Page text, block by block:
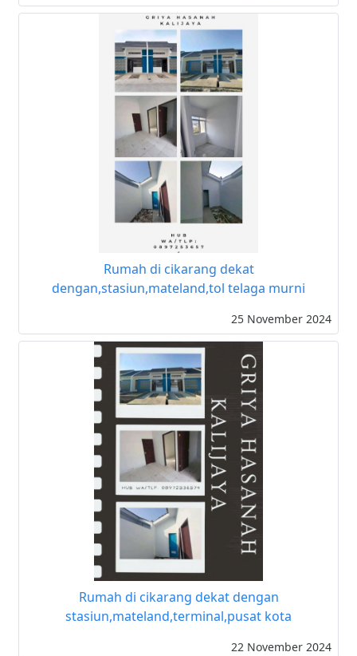
Rumah di cikarang dekat
dengan,stasiun,mateland,tol telaga murni
25 November 2024
Rumah di cikarang dekat dengan
stasiun,mateland,terminal,pusat kota
22 November 2024